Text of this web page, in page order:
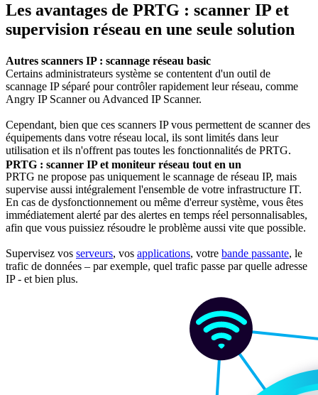
Les avantages de PRTG : scanner IP et
supervision réseau en une seule solution
Autres scanners IP : scannage réseau basic
Certains administrateurs système se contentent d'un outil de
scannage IP séparé pour contrôler rapidement leur réseau, comme
Angry IP Scanner ou Advanced IP Scanner.
Cependant, bien que ces scanners IP vous permettent de scanner des
équipements dans votre réseau local, ils sont limités dans leur
utilisation et ils n'offrent pas toutes les fonctionnalités de PRTG.
PRTG : scanner IP et moniteur réseau tout en un
PRTG ne propose pas uniquement le scannage de réseau IP, mais
supervise aussi intégralement l'ensemble de votre infrastructure IT.
En cas de dysfonctionnement ou même d'erreur système, vous êtes
immédiatement alerté par des alertes en temps réel personnalisables,
afin que vous puissiez résoudre le problème aussi vite que possible.
Supervisez vos serveurs, vos applications, votre bande passante, le
trafic de données – par exemple, quel trafic passe par quelle adresse
IP - et bien plus.